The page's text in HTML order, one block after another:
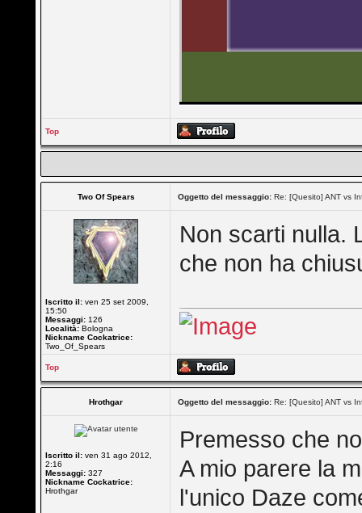
Top
Two Of Spears Oggetto del messaggio: Re: [Quesito] ANT vs
Iscritto il: ven 25 set 2009,
15:50
Messaggi: 126
Località: Bologna
Nickname Cockatrice:
Two_Of_Spears
Non scarti nulla.
che non ha
Top
Hrothgar Oggetto del messaggio: Re: [Quesito] ANT vs
Iscritto il: ven 31 ago 2012,
2:16
Messaggi: 327
Nickname Cockatrice:
Hrothgar
Premesso che
A mio parere la
l'unico Daze